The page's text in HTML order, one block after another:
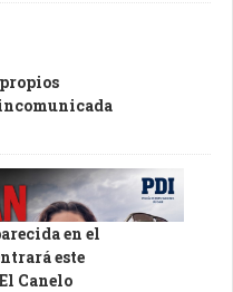
en el
este
Canelo